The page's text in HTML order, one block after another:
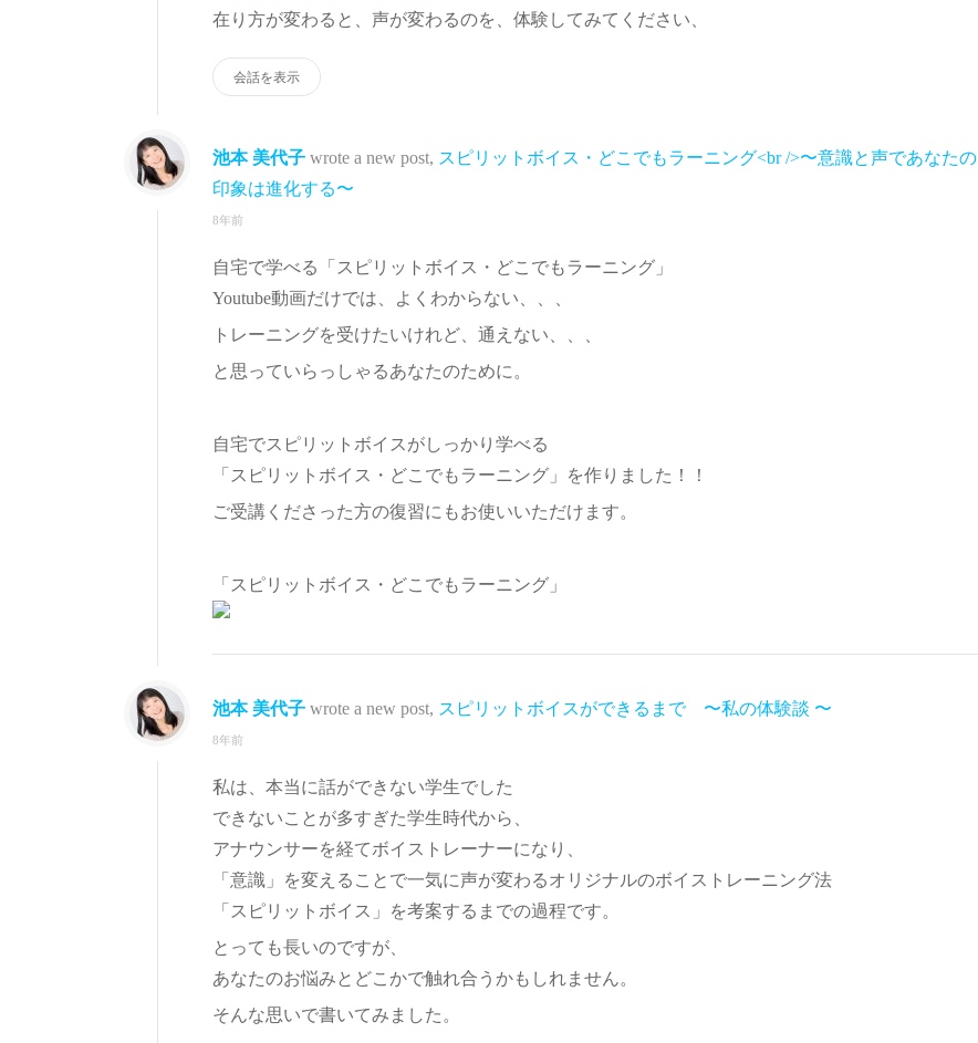
在り方が変わると、声が変わるのを、体験してみてください、
会話を表示
池本 美代子 wrote a new post, スピリットボイス・どこでもラーニング<br />〜意識と声であなたの
印象は進化する〜
8年前
自宅で学べる「スピリットボイス・どこでもラーニング」
Youtube動画だけでは、よくわからない、、、
トレーニングを受けたいけれど、通えない、、、
と思っていらっしゃるあなたのために。
自宅でスピリットボイスがしっかり学べる
「スピリットボイス・どこでもラーニング」を作りました！！
ご受講くださった方の復習にもお使いいただけます。
「スピリットボイス・どこでもラーニング」
池本 美代子 wrote a new post, スピリットボイスができるまで 〜私の体験談 〜
8年前
私は、本当に話ができない学生でした
できないことが多すぎた学生時代から、
アナウンサーを経てボイストレーナーになり、
「意識」を変えることで一気に声が変わるオリジナルのボイストレーニング法
「スピリットボイス」を考案するまでの過程です。
とっても長いのですが、
あなたのお悩みとどこかで触れ合うかもしれません。
そんな思いで書いてみました。